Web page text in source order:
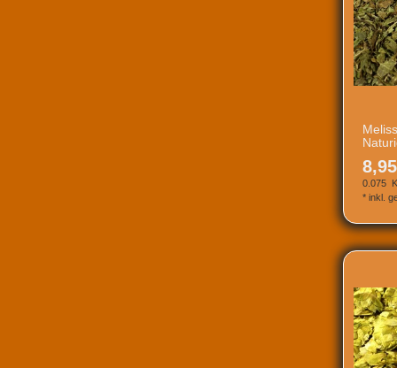
0.075
* inkl.